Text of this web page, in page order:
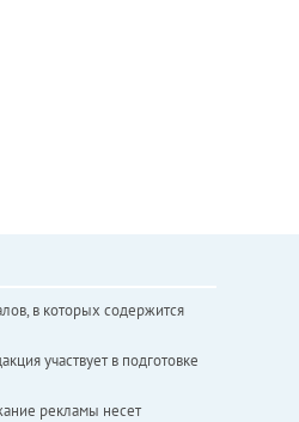
в которых содержится
участвует в подготовке
рекламы несет